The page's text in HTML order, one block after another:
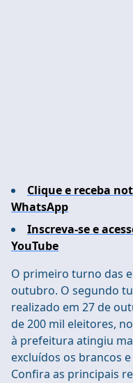
Clique e receba
WhatsApp
Inscreva-se e
YouTube
O primeiro turno das
outubro. O segundo
realizado em 27 de
de 200 mil eleitores,
à prefeitura atingiu
excluídos os brancos
Confira as principais